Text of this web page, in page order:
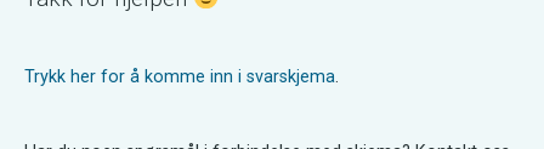
Trykk her for å komme inn i svarskjema.